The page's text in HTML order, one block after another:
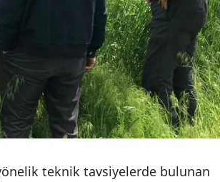
Düzce
teknik tavsiyelerde bulunan